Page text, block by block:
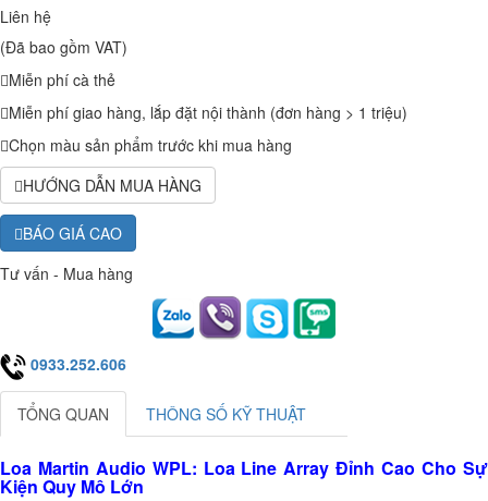
Liên hệ
(Đã bao gồm VAT)
Miễn phí cà thẻ
Miễn phí giao hàng, lắp đặt nội thành (đơn hàng > 1 triệu)
Chọn màu sản phẩm trước khi mua hàng
HƯỚNG DẪN MUA HÀNG
BÁO GIÁ CAO
Tư vấn - Mua hàng
0933.252.606
TỔNG QUAN THÔNG SỐ KỸ THUẬT
Loa Martin Audio WPL: Loa Line Array Đỉnh Cao Cho Sự
Kiện Quy Mô Lớn